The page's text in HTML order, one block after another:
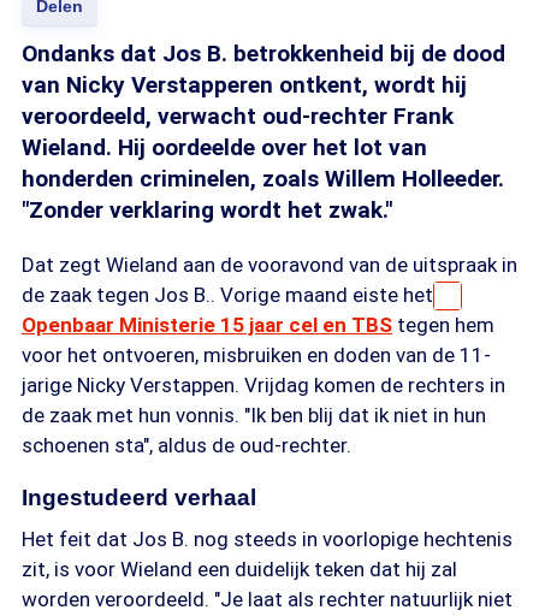
Delen
Ondanks dat Jos B. betrokkenheid bij de dood
van Nicky Verstapperen ontkent, wordt hij
veroordeeld, verwacht oud-rechter Frank
Wieland. Hij oordeelde over het lot van
honderden criminelen, zoals Willem Holleeder.
"Zonder verklaring wordt het zwak."
Dat zegt Wieland aan de vooravond van de uitspraak in
de zaak tegen Jos B.. Vorige maand eiste het
Openbaar Ministerie 15 jaar cel en TBS tegen hem
voor het ontvoeren, misbruiken en doden van de 11-
jarige Nicky Verstappen. Vrijdag komen de rechters in
de zaak met hun vonnis. "Ik ben blij dat ik niet in hun
schoenen sta", aldus de oud-rechter.
Ingestudeerd verhaal
Het feit dat Jos B. nog steeds in voorlopige hechtenis
zit, is voor Wieland een duidelijk teken dat hij zal
worden veroordeeld. "Je laat als rechter natuurlijk niet